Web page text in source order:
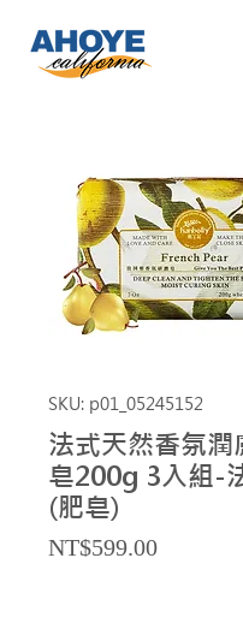
SKU: p01_05245152
法式天然香氛潤
皂200g 3入組-
(肥皂)
NT$599.00Price